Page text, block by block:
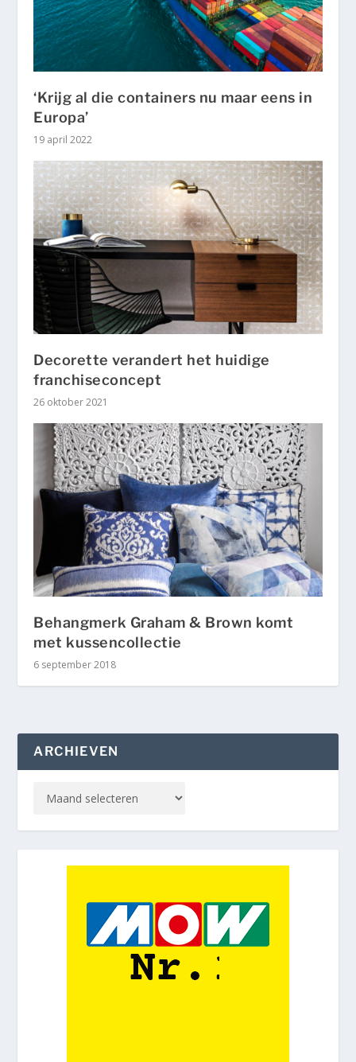
‘Krijg al die containers nu maar eens in
Europa’
19 april 2022
Decorette verandert het huidige
franchiseconcept
26 oktober 2021
Behangmerk Graham & Brown komt
met kussencollectie
6 september 2018
ARCHIEVEN